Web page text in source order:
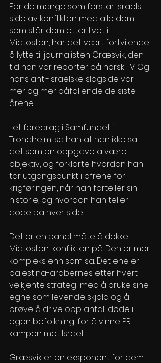
For de mange som forstår Israels
side av konflikten med alle dem
som står dem etter livet i
Midtøsten, har det vært fortvilende
å lytte til journalisten Græsvik, den
tid han var reporter på norsk TV. Og
hans anti-israelske slagside var
mer og mer påfallende de siste
årene.
I et foredrag i Samfundet i
Trondheim, sa han at han ikke så
det som en oppgave å være
objektiv, og forklarte hvordan han
tar utgangspunkt i ofrene for
krigføringen, når han forteller sin
historie, og hvordan han teller
døde på hver side.
Det er en banal måte å dekke
Midtøsten-konflikten på. Den er mer
kompleks enn som så. Det ene er
palestina-arabernes etter hvert
velkjente strategi med å bruke sine
egne som levende skjold og å
prøve å drive opp antall døde i
egen befolkning, for å vinne PR-
kampen mot Israel.
Græsvik er en eksponent for dem